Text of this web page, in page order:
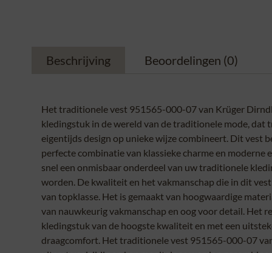
Beschrijving Beoordelingen (0)
Het traditionele vest 951565-000-07 van Krüger
kledingstuk in de wereld van de traditionele mode, dat
eigentijds design op unieke wijze combineert. Dit vest
perfecte combinatie van klassieke charme en moderne
snel een onmisbaar onderdeel van uw traditionele
worden. De kwaliteit en het vakmanschap die in dit
van topklasse. Het is gemaakt van hoogwaardige
van nauwkeurig vakmanschap en oog voor detail. Het
kledingstuk van de hoogste kwaliteit en met een
draagcomfort. Het traditionele vest 951565-000-07